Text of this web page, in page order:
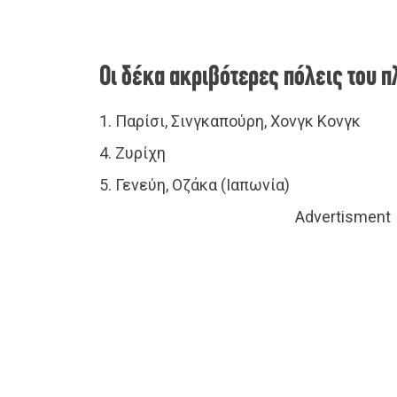
Οι δέκα ακριβότερες πόλεις του
1. Παρίσι, Σινγκαπούρη, Χονγκ Κονγκ
4. Ζυρίχη
5. Γενεύη, Οζάκα (Ιαπωνία)
Advertisment